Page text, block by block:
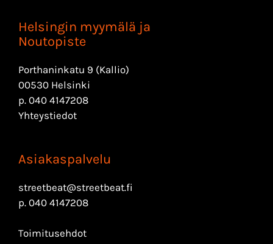
Helsingin myymälä ja
Noutopiste
Porthaninkatu 9 (Kallio)
00530 Helsinki
p. 040 4147208
Yhteystiedot
Asiakaspalvelu
streetbeat@streetbeat.fi
p. 040 4147208
Toimitusehdot